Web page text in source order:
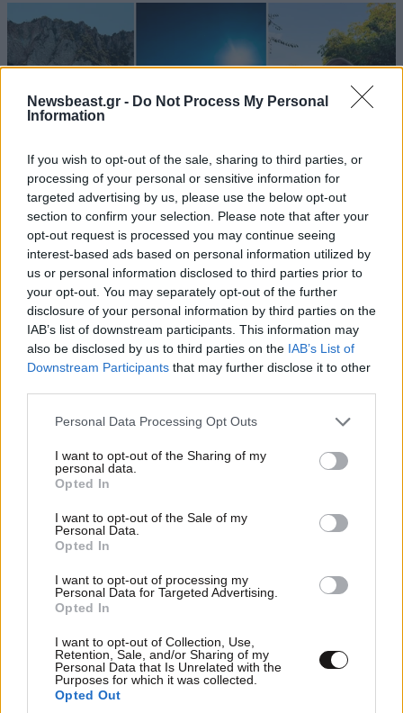
Newsbeast.gr - Do Not Process My Personal
Information
If you wish to opt-out of the sale, sharing to third parties, or
processing of your personal or sensitive information for
targeted advertising by us, please use the below opt-out
section to confirm your selection. Please note that after your
opt-out request is processed you may continue seeing
interest-based ads based on personal information utilized by
us or personal information disclosed to third parties prior to
your opt-out. You may separately opt-out of the further
disclosure of your personal information by third parties on the
IAB’s list of downstream participants. This information may
also be disclosed by us to third parties on the IAB’s List of
Downstream Participants that may further disclose it to other
Please note that this website/app uses one or more Google
not limited to your visit or usage behaviour. You may click to
grant or deny consent to Google and its third-party tags to
use your data for below specified purposes in below Google
consent section.
Personal Data Processing Opt Outs
I want to opt-out of the Sharing of my
personal data.
Opted In
I want to opt-out of the Sale of my
Personal Data.
Opted In
I want to opt-out of processing my
Personal Data for Targeted Advertising.
Opted In
I want to opt-out of Collection, Use,
Retention, Sale, and/or Sharing of my
Personal Data that Is Unrelated with the
Purposes for which it was collected.
Opted Out
LIFESTYLE08·08·2026 19:12
Εριέττα Κούρκουλου – Τα 33α γενέθλια και τα
φιλιά με τον Βύρωνα Βασιλειάδη: «Καμία στιγμή
ευτυχίας δεδομένη»